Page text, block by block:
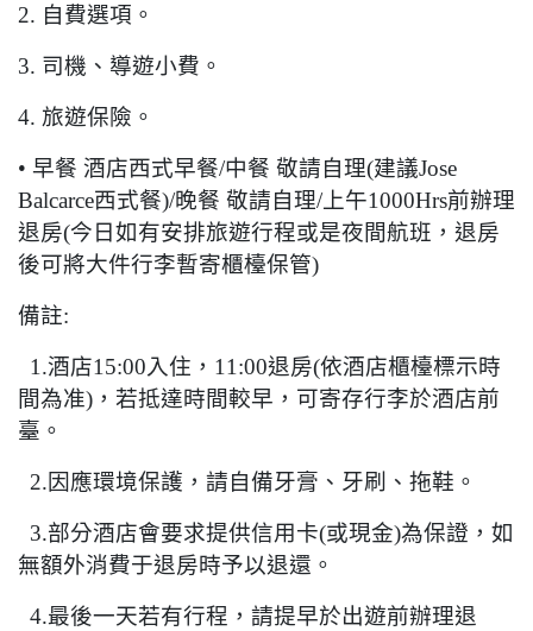
2. 自費選項。
3. 司機、導遊小費。
4. 旅遊保險。
• 早餐 酒店西式早餐/中餐 敬請自理(建議Jose
Balcarce西式餐)/晚餐 敬請自理/上午1000Hrs前辦理
退房(今日如有安排旅遊行程或是夜間航班，退房
後可將大件行李暫寄櫃檯保管)
備註:
1.酒店15:00入住， 11:00退房(依酒店櫃檯標示時
間為准) ，若抵達時間較早，可寄存行李於酒店前
臺。
2.因應環境保護，請自備牙膏、牙刷、拖鞋。
3.部分酒店會要求提供信用卡(或現金)為保證，如
無額外消費于退房時予以退還。
4.最後一天若有行程，請提早於出遊前辦理退